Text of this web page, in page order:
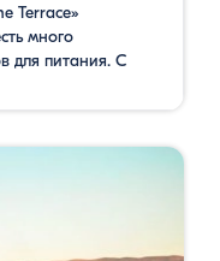
Terrace»
много
для питания. С
и довольно
телевизор с